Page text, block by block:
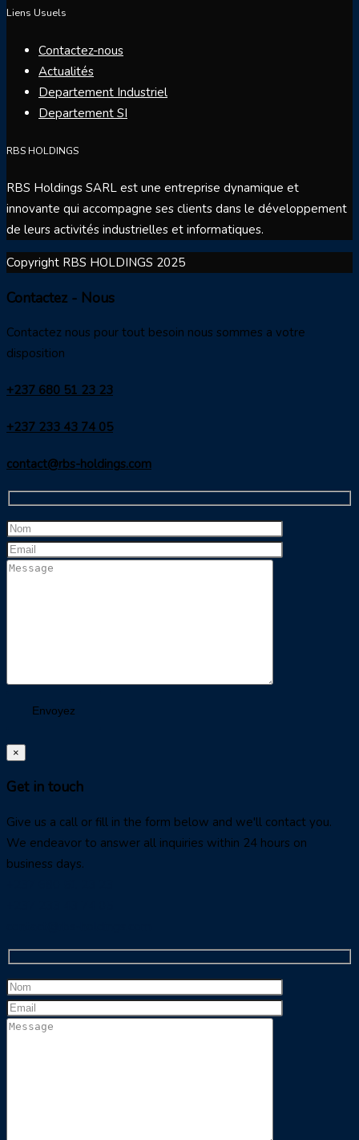
Liens Usuels
Contactez-nous
Actualités
Departement Industriel
Departement SI
RBS HOLDINGS
RBS Holdings SARL est une entreprise dynamique et
innovante qui accompagne ses clients dans le développement
de leurs activités industrielles et informatiques.
Copyright RBS HOLDINGS 2025
Contactez - Nous
Contactez nous pour tout besoin nous sommes a votre
disposition
+237 680 51 23 23
+237 233 43 74 05
contact@rbs-holdings.com
×
Get in touch
Give us a call or fill in the form below and we'll contact you.
We endeavor to answer all inquiries within 24 hours on
business days.